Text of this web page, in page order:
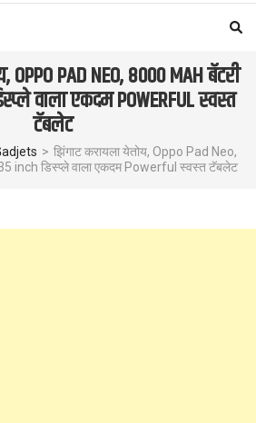
PAD NEO, 8000 MAH बॅटरी
वाला एकदम POWERFUL स्वस्त
टॅबलेट
> झिंगाट करायला येतोय, Oppo Pad Neo,
inch डिस्प्ले वाला एकदम Powerful स्वस्त टॅबलेट